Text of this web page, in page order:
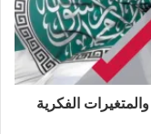
م
الفكرية